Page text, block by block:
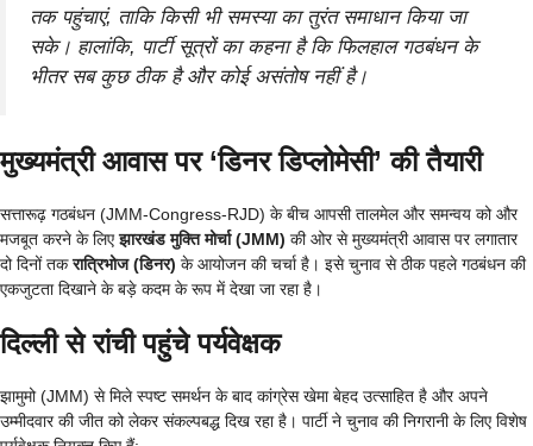
तक पहुंचाएं, ताकि किसी भी समस्या का तुरंत समाधान किया जा
सके। हालांकि, पार्टी सूत्रों का कहना है कि फिलहाल गठबंधन के
भीतर सब कुछ ठीक है और कोई असंतोष नहीं है।
मुख्यमंत्री आवास पर ‘डिनर डिप्लोमेसी’ की तैयारी
सत्तारूढ़ गठबंधन (JMM-Congress-RJD) के बीच आपसी तालमेल और समन्वय को और
मजबूत करने के लिएझारखंड मुक्ति मोर्चा (JMM) की ओर से मुख्यमंत्री आवास पर लगातार
दो दिनों तकरात्रिभोज (डिनर) के आयोजन की चर्चा है। इसे चुनाव से ठीक पहले गठबंधन की
एकजुटता दिखाने के बड़े कदम के रूप में देखा जा रहा है।
दिल्ली से रांची पहुंचे पर्यवेक्षक
झामुमो (JMM) से मिले स्पष्ट समर्थन के बाद कांग्रेस खेमा बेहद उत्साहित है और अपने
उम्मीदवार की जीत को लेकर संकल्पबद्ध दिख रहा है। पार्टी ने चुनाव की निगरानी के लिए विशेष